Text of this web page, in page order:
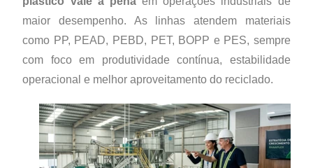
maior desempenho. As linhas atendem materiais
como PP, PEAD, PEBD, PET, BOPP e PES, sempre
com foco em produtividade contínua, estabilidade
operacional e melhor aproveitamento do reciclado.